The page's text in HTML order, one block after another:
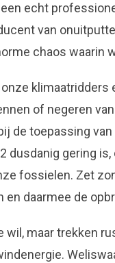
echt
van
chaos waarin
klimaatridders
of negeren
de toepassing
dusdanig gering
fossielen. Zet
daarmee de
wil, maar trekken